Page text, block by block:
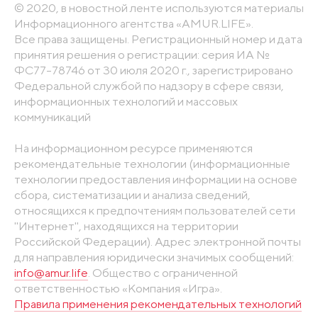
© 2020, в новостной ленте используются материалы
Информационного агентства «AMUR.LIFE».
Все права защищены. Регистрационный номер и дата
принятия решения о регистрации: серия ИА №
ФС77-78746 от 30 июля 2020 г., зарегистрировано
Федеральной службой по надзору в сфере связи,
информационных технологий и массовых
коммуникаций
На информационном ресурсе применяются
рекомендательные технологии (информационные
технологии предоставления информации на основе
сбора, систематизации и анализа сведений,
относящихся к предпочтениям пользователей сети
"Интернет", находящихся на территории
Российской Федерации). Адрес электронной почты
для направления юридически значимых сообщений:
info@amur.life. Общество с ограниченной
ответственностью «Компания «Игра».
Правила применения рекомендательных технологий